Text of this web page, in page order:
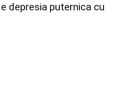
depresia puternica cu